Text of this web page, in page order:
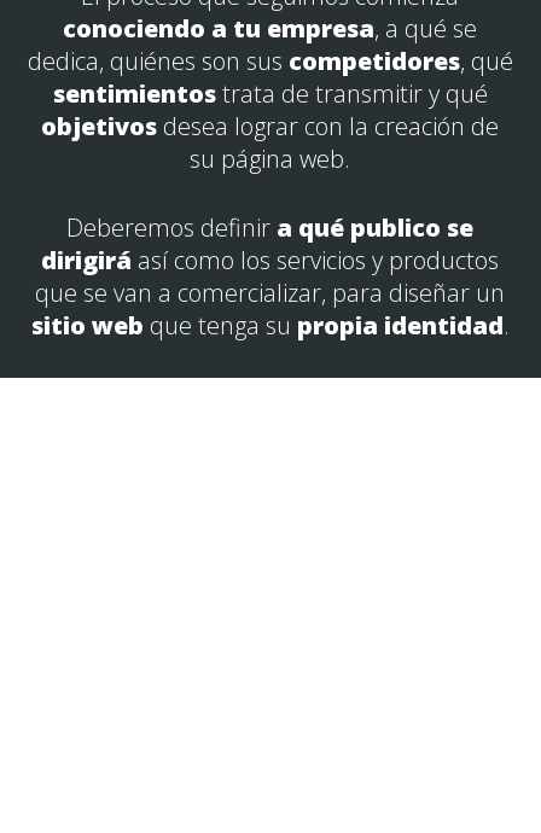
conociendo a tu empresa, a qué se
dedica, quiénes son sus competidores, qué
sentimientostrata de transmitir y qué
objetivos desea lograr con la creación de
su página web.
Deberemos definir a qué publico se
dirigirá así como los servicios y productos
que se van a comercializar, para diseñar un
sitio web que tenga su propia identidad.